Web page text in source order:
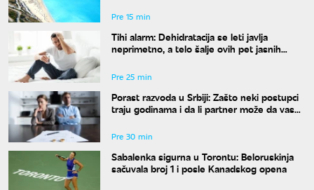
Pre 15 min
Tihi alarm: Dehidratacija se leti javlja
neprimetno, a telo šalje ovih pet jasnih
Pre 25 min
Porast razvoda u Srbiji: Zašto neki postupci
traju godinama i da li partner može da vas
Pre 30 min
Sabalenka sigurna u Torontu: Beloruskinja
sačuvala broj 1 i posle Kanadskog opena